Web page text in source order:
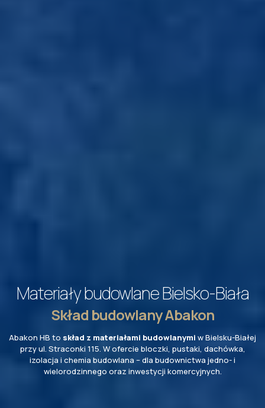
Materiały budowlane Bielsko-Biała
Skład budowlany Abakon
Abakon HB to skład z materiałami budowlanymi w Bielsku-Białej
przy ul. Straconki 115. W ofercie bloczki, pustaki, dachówka,
izolacja i chemia budowlana – dla budownictwa jedno- i
wielorodzinnego oraz inwestycji komercyjnych.